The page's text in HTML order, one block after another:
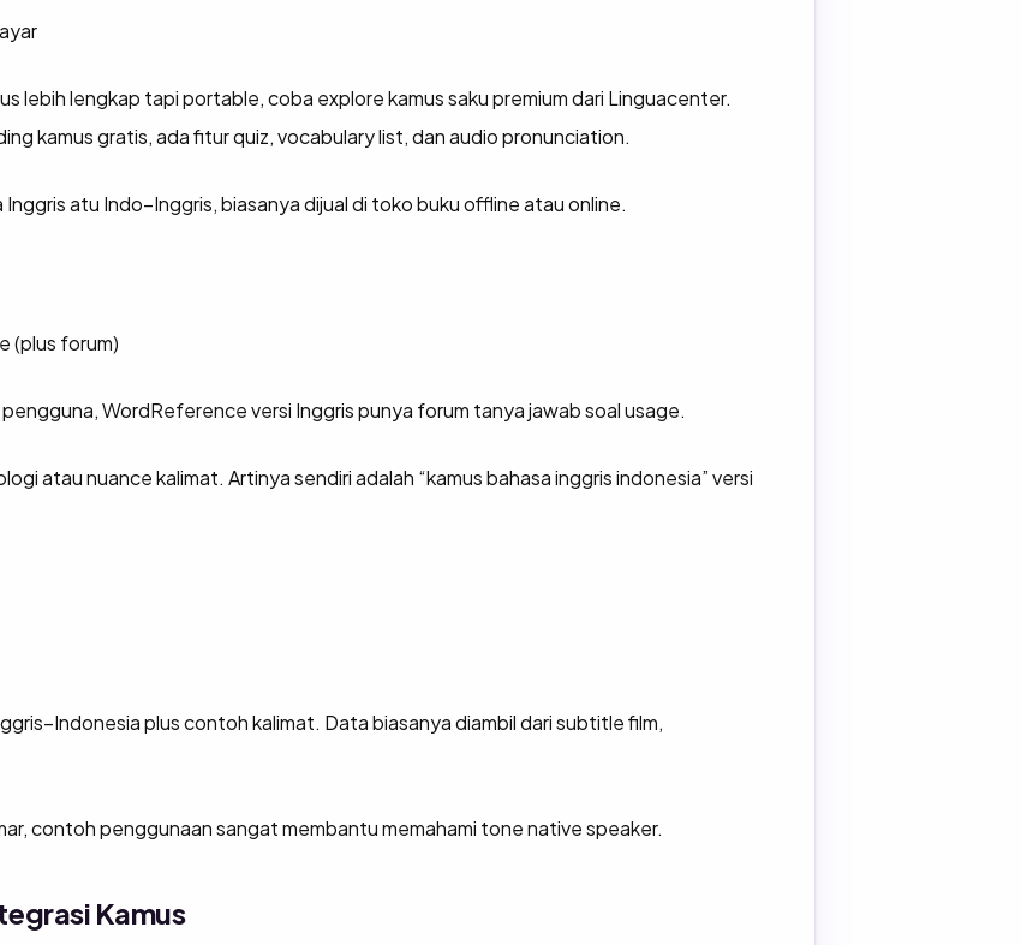
lebih lengkap tapi portable, coba explore kamus saku premium dari Linguacenter.
kamus gratis, ada fitur quiz, vocabulary list, dan audio pronunciation.
atu Indo–Inggris, biasanya dijual di toko buku offline atau online.
(plus forum)
pengguna, WordReference versi Inggris punya forum tanya jawab soal usage.
atau nuance kalimat. Artinya sendiri adalah “kamus bahasa inggris indonesia” versi
plus contoh kalimat. Data biasanya diambil dari subtitle film,
contoh penggunaan sangat membantu memahami tone native speaker.
Kamus